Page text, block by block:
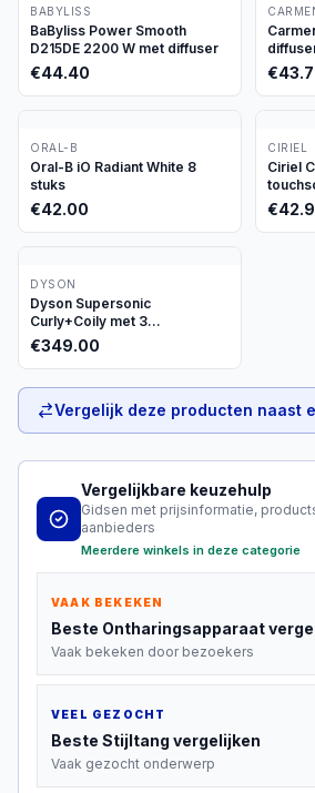
BABYLISS
BaByliss Power Smooth
D215DE 2200 W met diffuser
€44.40 €
ORAL-B
Oral-B iO Radiant White 8
stuks
€42.00
CIRIEL
Ciriel
€
DYSON
Dyson Supersonic
Curly+Coily met 3
opzetstukken
€349.00
Vergelijk deze producten naast
Vergelijkbare keuzehulp
Gidsen met prijsinformatie,
aanbieders
Meerdere winkels in deze categorie
VAAK BEKEKEN
Beste Ontharingsapparaat
Vaak bekeken door bezoekers
VEEL GEZOCHT
Beste Stijltang vergelijken
Vaak gezocht onderwerp